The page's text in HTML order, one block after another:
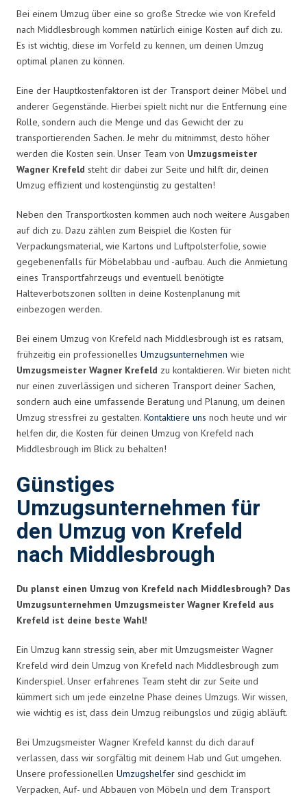
Bei einem Umzug über eine so große Strecke wie von Krefeld
nach Middlesbrough kommen natürlich einige Kosten auf dich zu.
Es ist wichtig, diese im Vorfeld zu kennen, um deinen Umzug
optimal planen zu können.
Eine der Hauptkostenfaktoren ist der Transport deiner Möbel und
anderer Gegenstände. Hierbei spielt nicht nur die Entfernung eine
Rolle, sondern auch die Menge und das Gewicht der zu
transportierenden Sachen. Je mehr du mitnimmst, desto höher
werden die Kosten sein. Unser Team von Umzugsmeister
Wagner Krefeld steht dir dabei zur Seite und hilft dir, deinen
Umzug effizient und kostengünstig zu gestalten!
Neben den Transportkosten kommen auch noch weitere Ausgaben
auf dich zu. Dazu zählen zum Beispiel die Kosten für
Verpackungsmaterial, wie Kartons und Luftpolsterfolie, sowie
gegebenenfalls für Möbelabbau und -aufbau. Auch die Anmietung
eines Transportfahrzeugs und eventuell benötigte
Halteverbotszonen sollten in deine Kostenplanung mit
einbezogen werden.
Bei einem Umzug von Krefeld nach Middlesbrough ist es ratsam,
frühzeitig ein professionelles Umzugsunternehmen wie
Umzugsmeister Wagner Krefeld zu kontaktieren. Wir bieten nicht
nur einen zuverlässigen und sicheren Transport deiner Sachen,
sondern auch eine umfassende Beratung und Planung, um deinen
Umzug stressfrei zu gestalten. Kontaktiere uns noch heute und wir
helfen dir, die Kosten für deinen Umzug von Krefeld nach
Middlesbrough im Blick zu behalten!
Günstiges
Umzugsunternehmen für
den Umzug von Krefeld
nach Middlesbrough
Du planst einen Umzug von Krefeld nach Middlesbrough? Das
Umzugsunternehmen Umzugsmeister Wagner Krefeld aus
Krefeld ist deine beste Wahl!
Ein Umzug kann stressig sein, aber mit Umzugsmeister Wagner
Krefeld wird dein Umzug von Krefeld nach Middlesbrough zum
Kinderspiel. Unser erfahrenes Team steht dir zur Seite und
kümmert sich um jede einzelne Phase deines Umzugs. Wir wissen,
wie wichtig es ist, dass dein Umzug reibungslos und zügig abläuft.
Bei Umzugsmeister Wagner Krefeld kannst du dich darauf
verlassen, dass wir sorgfältig mit deinem Hab und Gut umgehen.
Unsere professionellen Umzugshelfer sind geschickt im
Verpacken, Auf- und Abbauen von Möbeln und dem Transport